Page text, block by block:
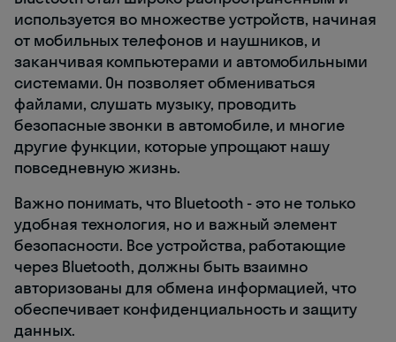
используется во множестве устройств, начиная
от мобильных телефонов и наушников, и
заканчивая компьютерами и автомобильными
системами. Он позволяет обмениваться
файлами, слушать музыку, проводить
безопасные звонки в автомобиле, и многие
другие функции, которые упрощают нашу
повседневную жизнь.
Важно понимать, что Bluetooth - это не только
удобная технология, но и важный элемент
безопасности. Все устройства, работающие
через Bluetooth, должны быть взаимно
авторизованы для обмена информацией, что
обеспечивает конфиденциальность и защиту
данных.